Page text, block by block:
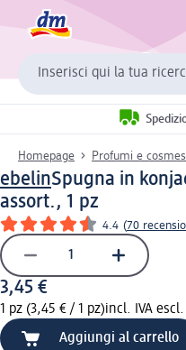
Inserisci qui la tua
Homepage Profumi e
ebelinSpugna in
assort., 1 pz
4.4 (70
3,45 €
1 pz (3,45 € / 1 pz)incl. IVA escl.
Aggiungi al carrello